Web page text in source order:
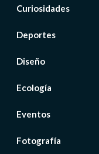
Curiosidades
Deportes
Diseño
Ecología
Eventos
Fotografía